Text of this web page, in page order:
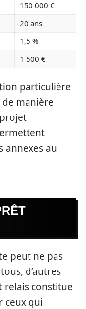
150 000 €
20 ans
1,5 %
1 500 €
particulière
manière
annexes au
peut ne pas
d’autres
relais constitue
ceux qui